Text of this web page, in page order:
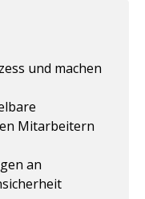
und machen
Mitarbeitern
an